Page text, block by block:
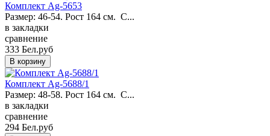
Комплект Ag-5653
Размер: 46-54. Рост 164 см. С...
в закладки
сравнение
333 Бел.руб
Комплект Ag-5688/1
Размер: 48-58. Рост 164 см. С...
в закладки
сравнение
294 Бел.руб